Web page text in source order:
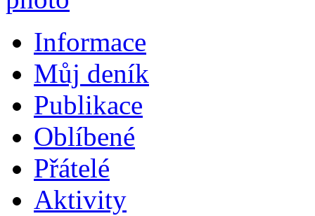
Informace
Můj deník
Publikace
Oblíbené
Přátelé
Aktivity